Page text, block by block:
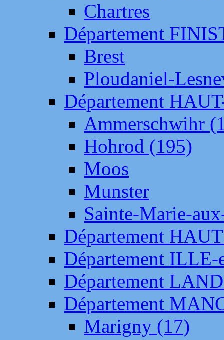
Chartres
Département
Brest
Ploudaniel-
Département
Ammerschwihr
Hohrod (195)
Moos
Munster
Sainte-Marie-
Département
Département
Département
Département
Marigny (17)